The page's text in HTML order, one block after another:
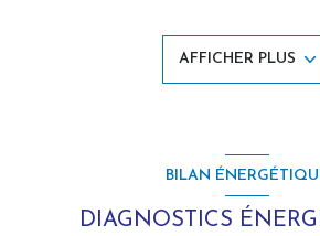
Type de chauffage: central au fioul
Menuiseries: PVC double vitrage avec
Aurélien Piquet votre agent immobilier.
AFFICHER PLUS
BILAN
DIAGNOSTICS